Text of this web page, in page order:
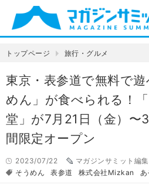
トップページ 旅行・グルメ
東京・表参道で無料で
めん」が食べられる！
堂」が7月21日（金）〜
間限定オープン
2023/07/22
マガジンサミット編
そうめん
表参道 株式会社Mizkan あ